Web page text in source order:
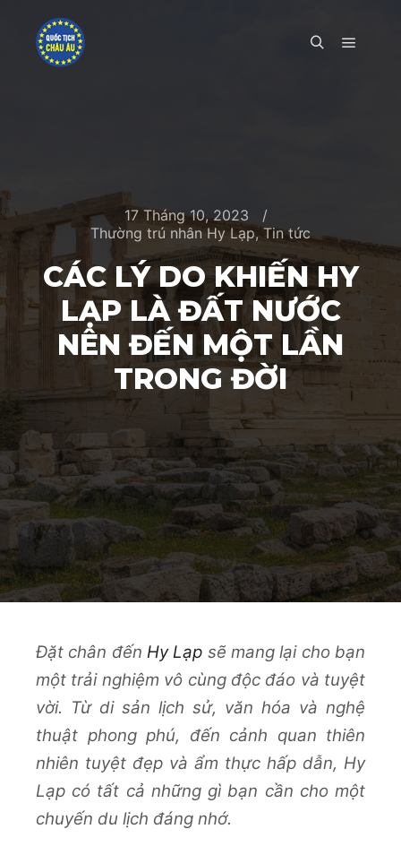
17 Tháng 10, 2023
Thường trú nhân Hy Lạp,Tin tức
CÁC LÝ DO KHIẾN HY
LẠP LÀ ĐẤT NƯỚC
NÊN ĐẾN MỘT LẦN
TRONG ĐỜI
Đặt chân đến Hy Lạp sẽ mang lại cho bạn
một trải nghiệm vô cùng độc đáo và tuyệt
vời. Từ di sản lịch sử, văn hóa và nghệ
thuật phong phú, đến cảnh quan thiên
nhiên tuyệt đẹp và ẩm thực hấp dẫn, Hy
Lạp có tất cả những gì bạn cần cho một
chuyến du lịch đáng nhớ.